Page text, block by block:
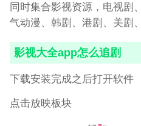
同时集合影视资源，电视剧
气动漫、韩剧、港剧、美剧
影视大全app怎么追剧
下载安装完成之后打开软件
点击放映板块